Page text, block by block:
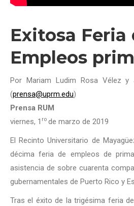
Exitosa Feria
Empleos
Por Mariam Ludim Rosa Vélez y
(prensa@uprm.edu)
Prensa RUM
viernes, 1 ro de marzo de 2019
El Recinto Universitario de
décima feria de empleos de
asistencia de sobre cuarenta
gubernamentales de Puerto Rico y
Tras el éxito de la trigésima feria